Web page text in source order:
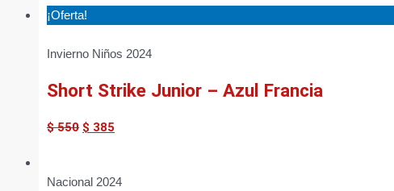
¡Oferta!
Invierno Niños 2024
Short Strike Junior – Azul Francia
$550 $ 385
Nacional 2024